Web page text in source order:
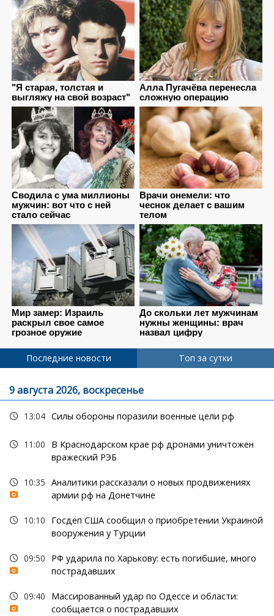
Последние новости Топ за сутки
9 августа 2026, воскресенье
13:04 Силы обороны поразили военные цели рф
11:00
В Краснодарском крае рф дронами уничтожен
вражеский РЭБ
10:35 Аналитики рассказали о новых продвижениях
армии рф на Донетчине
10:10
Госдеп США сообщил о приобретении Украиной
вооружения у Турции
09:50
РФ ударила по Харькову: есть погибшие, много
пострадавших
09:40
Массированный удар по Одессе и области:
сообщается о пострадавших